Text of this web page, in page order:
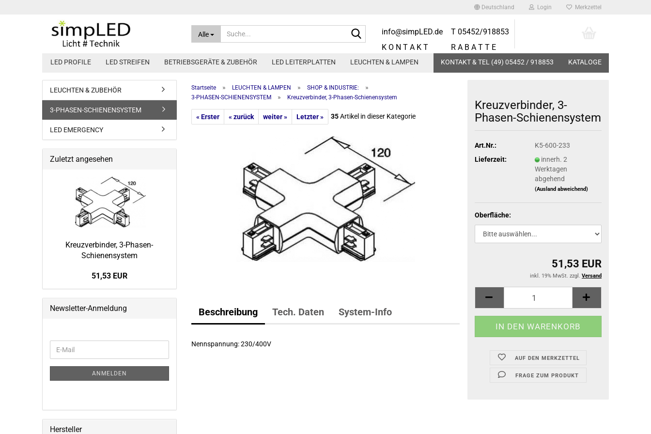
Deutschland Login Merkzettel
Alle
Suche...info@simpLED.de
T 05452/918853
K O N T A K T
R A B A T T E
LED PROFILE LED STREIFEN BETRIEBSGERÄTE & ZUBEHÖR
24V Konstantspannung
Spannung dimmen
500mA Konstantstrom
1000mA und höher
200mA-2100mA ggf. dimmbar
LED LEITERPLATTEN LEUCHTEN & LAMPEN
DECKENLEUCHTEN
LEUCHTMITTEL
LEUCHTEN & ZUBEHÖR
3-PHASEN-SCHIENENSYSTEM
LED EMERGENCY
KONTAKT & TEL (49) 05452 / 918853 KATALOGE
Startseite » LEUCHTEN & LAMPEN » SHOP & INDUSTRIE: »
3-PHASEN-SCHIENENSYSTEM » Kreuzverbinder, 3-Phasen-Schienensystem
« Erster « zurück weiter » Letzter » 35Artikel in dieser Kategorie
Kreuz­ver­bin­der, 3-​
Phasen-Schienensystem
Art.Nr.:
K5-600-233
Lieferzeit:
innerh. 2
Werktagen
abgehend
(Ausland abweichend)
Oberfläche:
51,53 EUR
inkl. 19% MwSt. zzgl. Versand
AUF DEN MERKZETTEL
FRAGE ZUM PRODUKT
Beschreibung Tech. Daten System-Info
Nennspannung: 230/400V
LEUCHTEN & ZUBEHÖR
3-PHASEN-SCHIENENSYSTEM
LED EMERGENCY
Zuletzt angesehen
Kreuz­ver­bin­der, 3-​Phasen-
Schienensystem
51,53 EUR
Newsletter-Anmeldung
ZUR
E-
Mail
ANMELDEN
Hersteller